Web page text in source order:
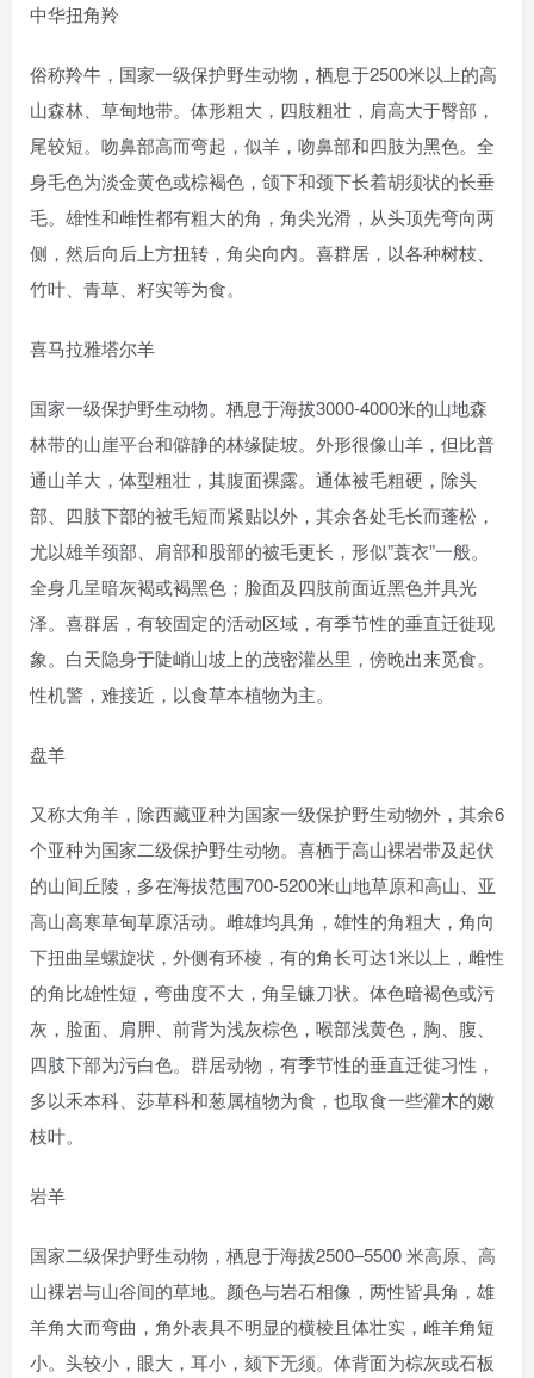
中华扭角羚
俗称羚牛，‌国家一级保护野生动物‌，栖息于2500米以上的高
山森林、草甸地带。体形粗大，四肢粗壮，肩高大于臀部，
尾较短。吻鼻部高而弯起，似羊，吻鼻部和四肢为黑色。全
身毛色为淡金黄色或棕褐色，颌下和颈下长着胡须状的长垂
毛。雄性和雌性都有粗大的角，角尖光滑，从头顶先弯向两
侧，然后向后上方扭转，角尖向内。喜群居，以各种树枝、
竹叶、青草、籽实等为食。
喜马拉雅塔尔羊
国家一级保护野生动物。栖息于海拔3000-4000米的山地森
林带的山崖平台和僻静的林缘陡坡。外形很像山羊，但比普
通山羊大，体型粗壮，其腹面裸露。通体被毛粗硬，除头
部、四肢下部的被毛短而紧贴以外，其余各处毛长而蓬松，
尤以雄羊颈部、肩部和股部的被毛更长，形似”蓑衣”一般。
全身几呈暗灰褐或褐黑色；脸面及四肢前面近黑色并具光
泽。喜群居，有较固定的活动区域，有季节性的垂直迁徙现
象。白天隐身于陡峭山坡上的茂密灌丛里，傍晚出来觅食。
性机警，难接近，以食草本植物为主。
盘羊
又称大角羊，除西藏亚种为国家一级保护野生动物外，其余6
个亚种为国家二级保护野生动物。喜栖于高山裸岩带及起伏
的山间丘陵，多在海拔范围700-5200米山地草原和高山、亚
高山高寒草甸草原活动。雌雄均具角，雄性的角粗大，角向
下扭曲呈螺旋状，外侧有环棱，有的角长可达1米以上，雌性
的角比雄性短，弯曲度不大，角呈镰刀状。体色暗褐色或污
灰，脸面、肩胛、前背为浅灰棕色，喉部浅黄色，胸、腹、
四肢下部为污白色。群居动物，有季节性的垂直迁徙习性，
多以禾本科、莎草科和葱属植物为食，也取食一些灌木的嫩
枝叶。
岩羊
国家二级保护野生动物，栖息于海拔2500–5500 米高原、高
山裸岩与山谷间的草地。颜色与岩石相像，两性皆具角，雄
羊角大而弯曲，角外表具不明显的横棱且体壮实，雌羊角短
小。头较小，眼大，耳小，颏下无须。体背面为棕灰或石板